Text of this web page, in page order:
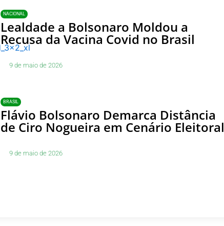
NACIONAL
Lealdade a Bolsonaro Moldou a
Recusa da Vacina Covid no Brasil
9 de maio de 2026
BRASIL
Flávio Bolsonaro Demarca Distância
de Ciro Nogueira em Cenário Eleitoral
9 de maio de 2026